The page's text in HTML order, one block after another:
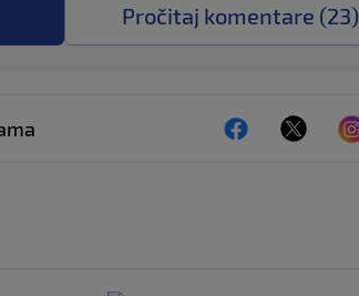
Pročitaj komentare (23)